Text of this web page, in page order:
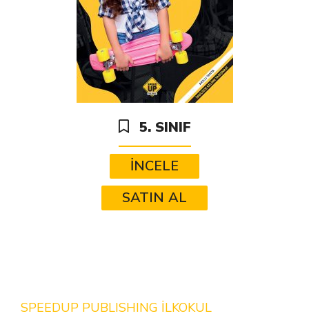
5. SINIF
İNCELE
SATIN AL
SPEEDUP PUBLISHING İLKOKUL